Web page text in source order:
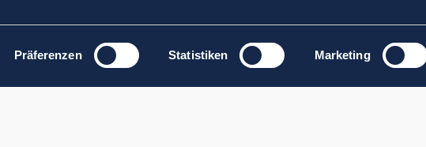
Präferenzen Statistiken Marketing